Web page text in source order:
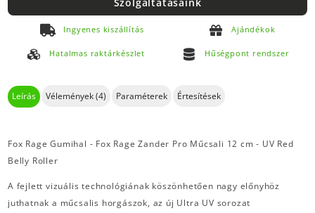
Ingyenes kiszállítás Ajándékok
Hatalmas raktárkészlet Hűségpont rendszer
Leírás Vélemények (4) Paraméterek Értesítések
Fox Rage Gumihal - Fox Rage Zander Pro Műcsali 12 cm - UV Red
Belly Roller
A fejlett vizuális technológiának köszönhetően nagy előnyhöz
juthatnak a műcsalis horgászok, az új Ultra UV sorozat